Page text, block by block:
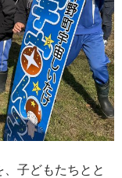
子どもたちとと